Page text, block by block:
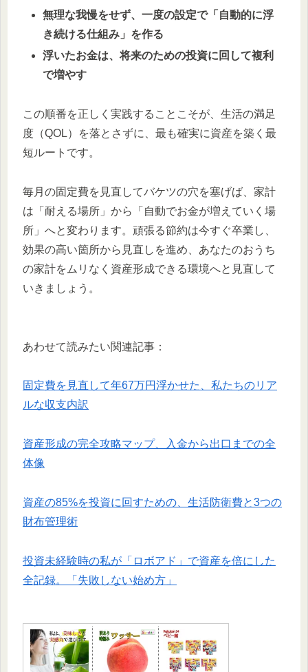
無理な我慢をせず、一度の設定で「自動的に浮
き続ける仕組み」を作る
浮いたお金は、将来のための投資に回して複利
で増やす
この順番を正しく実践することこそが、生活の満足
度（QOL）を落とさずに、最も確実に資産を築く最
短ルートです。
毎月の固定費を見直してバケツの穴を塞げば、家計
は「耐える場所」から「自動でお金が増えていく場
所」へと変わります。頑張る節約は今すぐ卒業し、
効果の高い箇所から見直しを進め、あなたのおうち
の家計をムリなく資産形成できる環境へと見直して
いきましょう。
あわせて読みたい関連記事：
固定費を見直して年67万円浮かせた、私たちのリア
ルな収支内訳
資産形成の完全攻略マップ、入金から出口までの全
体像
資産の85%を投資に回すための、生活防衛費と3つの
財布管理術
​投資未経験時の私が「ロボアド」で資産を倍にした
全記録。「失敗しない始め方」